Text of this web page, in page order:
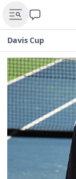
Davis Cup